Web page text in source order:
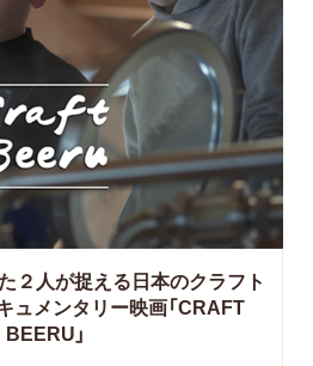
２人が捉える日本のクラフト
ュメンタリー映画「CRAFT
BEERU」